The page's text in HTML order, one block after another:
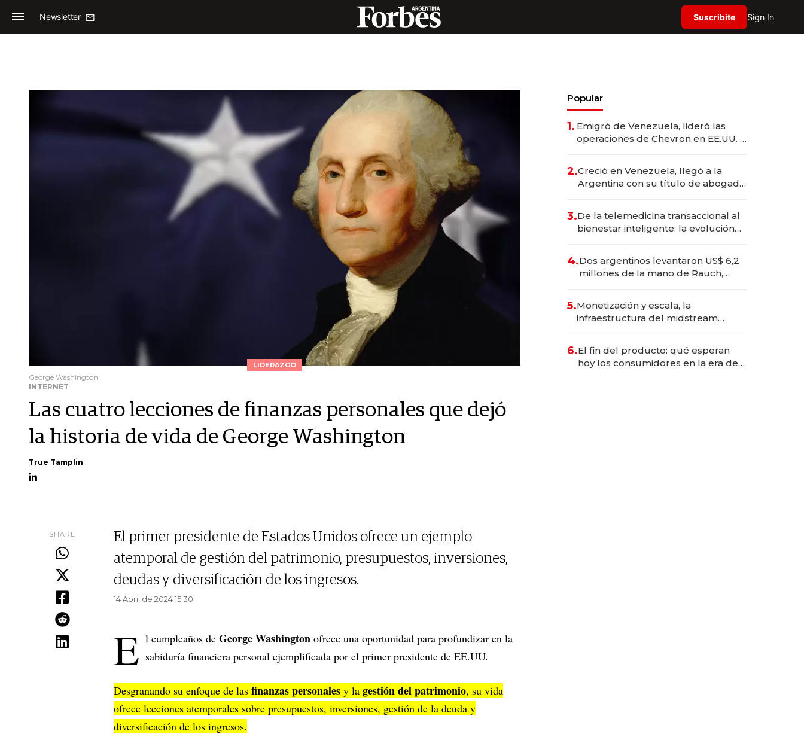
Newsletter Suscribite Sign In
LIDERAZGO
George Washington
INTERNET
Las cuatro lecciones de finanzas personales que dejó
la historia de vida de George Washington
True Tamplin
SHARE
El primer presidente de Estados Unidos ofrece un ejemplo
atemporal de gestión del patrimonio, presupuestos, inversiones,
deudas y diversificación de los ingresos.
14 Abril de 2024 15.30
E l cumpleaños de George Washington ofrece una oportunidad para profundizar en la
sabiduría financiera personal ejemplificada por el primer presidente de EE.UU.
Desgranando su enfoque de las finanzas personales y la gestión del patrimonio, su vida
ofrece lecciones atemporales sobre presupuestos, inversiones, gestión de la deuda y
diversificación de los ingresos.
Popular
1. Emigró de Venezuela, lideró las
operaciones de Chevron en EE.UU. y
2.Creció en Venezuela, llegó a la
Argentina con su título de abogado
marcas "fast premium"
3.De la telemedicina transaccional al
bienestar inteligente: la evolución
4.Dos argentinos levantaron US$ 6,2
millones de la mano de Rauch,
5.Monetización y escala, la
infraestructura del midstream
6.El fin del producto: qué esperan
hoy los consumidores en la era de